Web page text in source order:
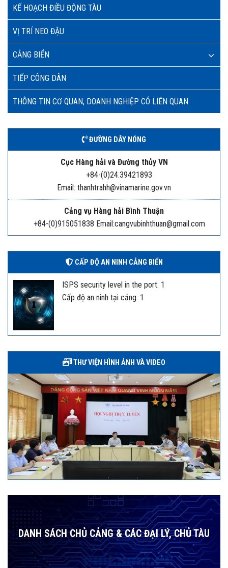
KẾ HOẠCH ĐIỀU ĐỘNG TÀU
VỊ TRÍ NEO ĐẬU
CẢNG BIỂN
TIẾP CÔNG DÂN
THÔNG TIN CƠ QUAN, DOANH NGHIỆP CÓ LIÊN QUAN
ĐƯỜNG DÂY NÓNG
Cục Hàng hải và Đường thủy VN
+84-(0)24.39421893
Email: thanhtrahh@vinamarine.gov.vn
Cảng vụ Hàng hải Bình Thuận
+84-(0)915051838 Email:cangvubinhthuan@gmail.com
CẤP ĐỘ AN NINH CẢNG BIỂN
ISPS security level in the port: 1
Cấp độ an ninh tại cảng: 1
THƯ VIỆN HÌNH ẢNH VÀ VIDEO
DANH SÁCH CHỦ CẢNG & CÁC ĐẠI LÝ, CHỦ TÀU